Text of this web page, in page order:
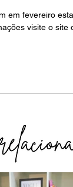
em fevereiro
visite o site